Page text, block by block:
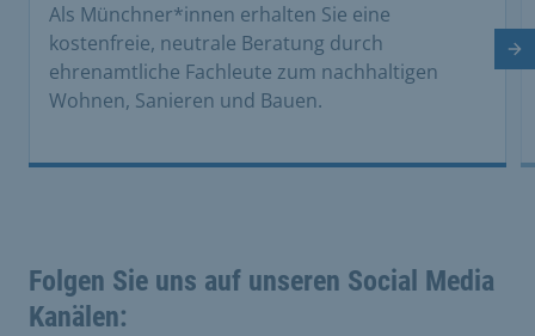
Als Münchner*innen erhalten Sie eine
kostenfreie, neutrale Beratung durch
ehrenamtliche Fachleute zum nachhaltigen
Wohnen, Sanieren und Bauen.
Folgen Sie uns auf unseren Social Media
Kanälen: